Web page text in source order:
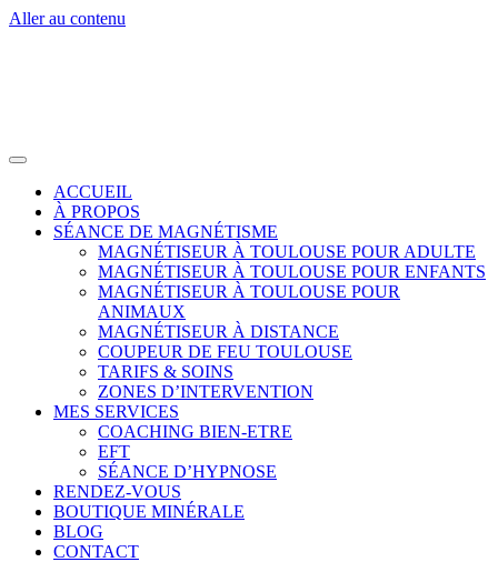
Aller au contenu
ACCUEIL
À PROPOS
SÉANCE DE MAGNÉTISME
MAGNÉTISEUR À TOULOUSE POUR ADULTE
MAGNÉTISEUR À TOULOUSE POUR ENFANTS
MAGNÉTISEUR À TOULOUSE POUR
ANIMAUX
MAGNÉTISEUR À DISTANCE
COUPEUR DE FEU TOULOUSE
TARIFS & SOINS
ZONES D’INTERVENTION
MES SERVICES
COACHING BIEN-ETRE
EFT
SÉANCE D’HYPNOSE
RENDEZ-VOUS
BOUTIQUE MINÉRALE
BLOG
CONTACT